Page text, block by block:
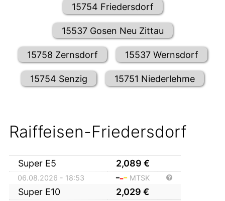
15754 Friedersdorf
15537 Gosen Neu Zittau
15758 Zernsdorf 15537 Wernsdorf
15754 Senzig 15751 Niederlehme
Raiffeisen-Friedersdorf
Super E5 2,089 €
06.08.2026 - 18:53 MTSK
Super E10 2,029 €